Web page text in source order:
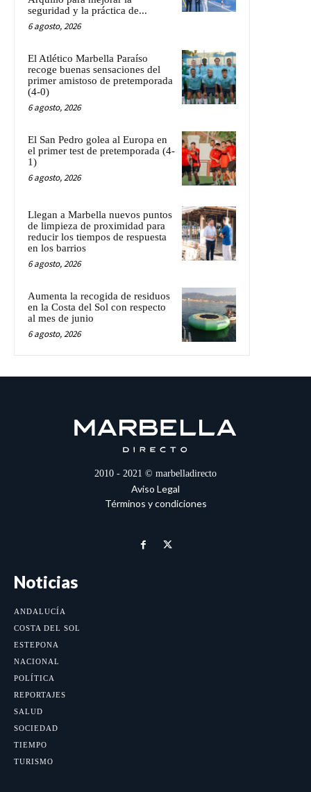
seguridad y la práctica de...
6 agosto, 2026
El Atlético Marbella Paraíso
recoge buenas sensaciones del
primer amistoso de pretemporada
(4-0)
6 agosto, 2026
El San Pedro golea al Europa en
el primer test de pretemporada (4-
1)
6 agosto, 2026
Llegan a Marbella nuevos puntos
de limpieza de proximidad para
reducir los tiempos de respuesta
en los barrios
6 agosto, 2026
Aumenta la recogida de residuos
en la Costa del Sol con respecto
al mes de junio
6 agosto, 2026
2010 - 2021 © marbelladirecto
Aviso Legal
Términos y condiciones
Noticias
ANDALUCÍA
COSTA DEL SOL
ESTEPONA
NACIONAL
POLÍTICA
REPORTAJES
SALUD
SOCIEDAD
TIEMPO
TURISMO